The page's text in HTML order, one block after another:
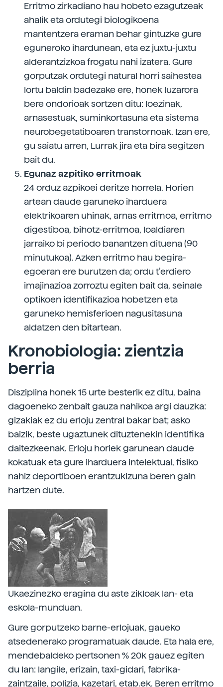
Erritmo zirkadiano hau hobeto ezagutzeak
ahalik eta ordutegi biologikoena
mantentzera eraman behar gintuzke gure
eguneroko ihardunean, eta ez juxtu-juxtu
alderantzizkoa frogatu nahi izatera. Gure
gorputzak ordutegi natural horri saihestea
lortu baldin badezake ere, honek luzarora
bere ondorioak sortzen ditu: loezinak,
arnasestuak, suminkortasuna eta sistema
neurobegetatiboaren transtornoak. Izan ere,
gu saiatu arren, Lurrak jira eta bira segitzen
bait du.
Egunaz azpitiko erritmoak
24 orduz azpikoei deritze horrela. Horien
artean daude garuneko iharduera
elektrikoaren uhinak, arnas erritmoa, erritmo
digestiboa, bihotz-erritmoa, loaldiaren
jarraiko bi periodo banantzen dituena (90
minutukoa). Azken erritmo hau begira-
egoeran ere burutzen da; ordu t’erdiero
imajinazioa zorroztu egiten bait da, seinale
optikoen identifikazioa hobetzen eta
garuneko hemisferioen nagusitasuna
aldatzen den bitartean.
Kronobiologia: zientzia
berria
Disziplina honek 15 urte besterik ez ditu, baina
dagoeneko zenbait gauza nahikoa argi dauzka:
gizakiak ez du erloju zentral bakar bat; asko
baizik, beste ugaztunek dituztenekin identifika
daitezkeenak. Erloju horiek garunean daude
kokatuak eta gure iharduera intelektual, fisiko
nahiz deportiboen erantzukizuna beren gain
hartzen dute.
Ukaezinezko eragina du aste zikloak lan- eta
eskola-munduan.
Gure gorputzeko barne-erlojuak, gaueko
atsedenerako programatuak daude. Eta hala ere,
mendebaldeko pertsonen % 20k gauez egiten
du lan: langile, erizain, taxi-gidari, fabrika-
zaintzaile, polizia, kazetari, etab.ek. Beren erritmo